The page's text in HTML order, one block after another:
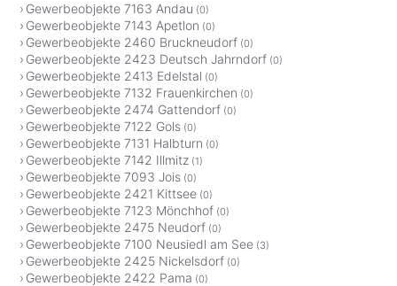
Gewerbeobjekte 7163 Andau (0)
Gewerbeobjekte 7143 Apetlon (0)
Gewerbeobjekte 2460 Bruckneudorf (0)
Gewerbeobjekte 2423 Deutsch Jahrndorf (0)
Gewerbeobjekte 2413 Edelstal (0)
Gewerbeobjekte 7132 Frauenkirchen (0)
Gewerbeobjekte 2474 Gattendorf (0)
Gewerbeobjekte 7122 Gols (0)
Gewerbeobjekte 7131 Halbturn (0)
Gewerbeobjekte 7142 Illmitz (1)
Gewerbeobjekte 7093 Jois (0)
Gewerbeobjekte 2421 Kittsee (0)
Gewerbeobjekte 7123 Mönchhof (0)
Gewerbeobjekte 2475 Neudorf (0)
Gewerbeobjekte 7100 Neusiedl am See (3)
Gewerbeobjekte 2425 Nickelsdorf (0)
Gewerbeobjekte 2422 Pama (0)